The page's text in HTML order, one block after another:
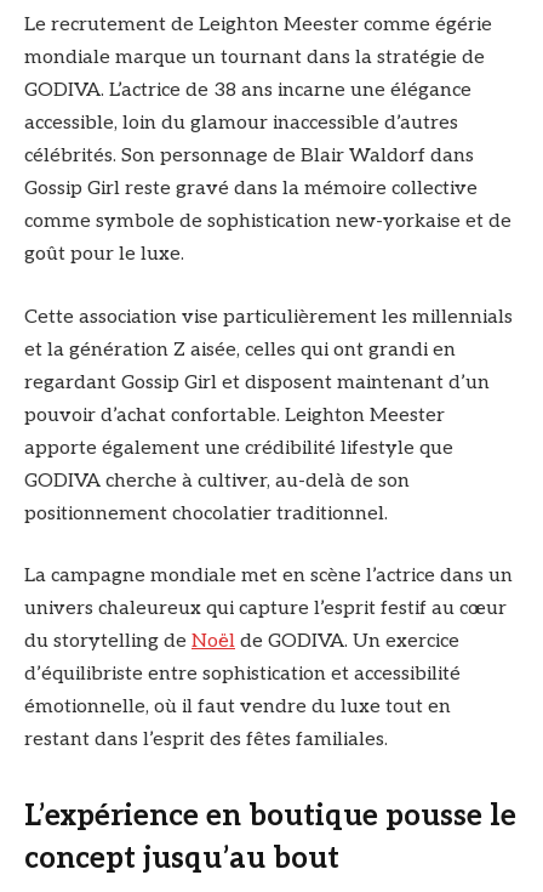
Le recrutement de Leighton Meester comme égérie
mondiale marque un tournant dans la stratégie de
GODIVA. L’actrice de 38 ans incarne une élégance
accessible, loin du glamour inaccessible d’autres
célébrités. Son personnage de Blair Waldorf dans
Gossip Girl reste gravé dans la mémoire collective
comme symbole de sophistication new-yorkaise et de
goût pour le luxe.
Cette association vise particulièrement les millennials
et la génération Z aisée, celles qui ont grandi en
regardant Gossip Girl et disposent maintenant d’un
pouvoir d’achat confortable. Leighton Meester
apporte également une crédibilité lifestyle que
GODIVA cherche à cultiver, au-delà de son
positionnement chocolatier traditionnel.
La campagne mondiale met en scène l’actrice dans un
univers chaleureux qui capture l’esprit festif au cœur
du storytelling de Noël de GODIVA. Un exercice
d’équilibriste entre sophistication et accessibilité
émotionnelle, où il faut vendre du luxe tout en
restant dans l’esprit des fêtes familiales.
L’expérience en boutique pousse le
concept jusqu’au bout